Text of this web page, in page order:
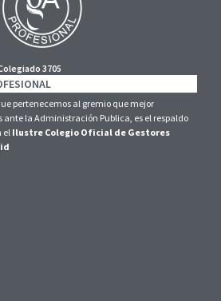
3705
pertenecemos al gremio que mejor
ante la Administración Publica, es el respaldo
el Ilustre Colegio Oficial de Gestores